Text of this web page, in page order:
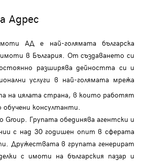
Адрес
АД е най-голямата българска
в България. От създаването си
разширява дейността си и
услуги в най-голямата мрежа
на цялата страна, в които работят
обучени консултанти.
Групата обединява агентски и
с над 30 годишен опит в сферата
Дружествата в групата генерират
с имоти на българския пазар и